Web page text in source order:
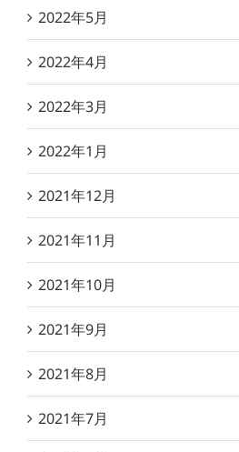
2022年5月
2022年4月
2022年3月
2022年1月
2021年12月
2021年11月
2021年10月
2021年9月
2021年8月
2021年7月